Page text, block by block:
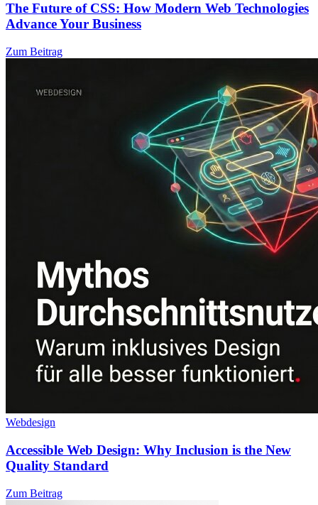
The Future of CSS: How Modern Web Technologies
Advance Your Business
Zum Beitrag
Webdesign
Accessible Web Design: Why Inclusion is the New
Quality Standard
Zum Beitrag